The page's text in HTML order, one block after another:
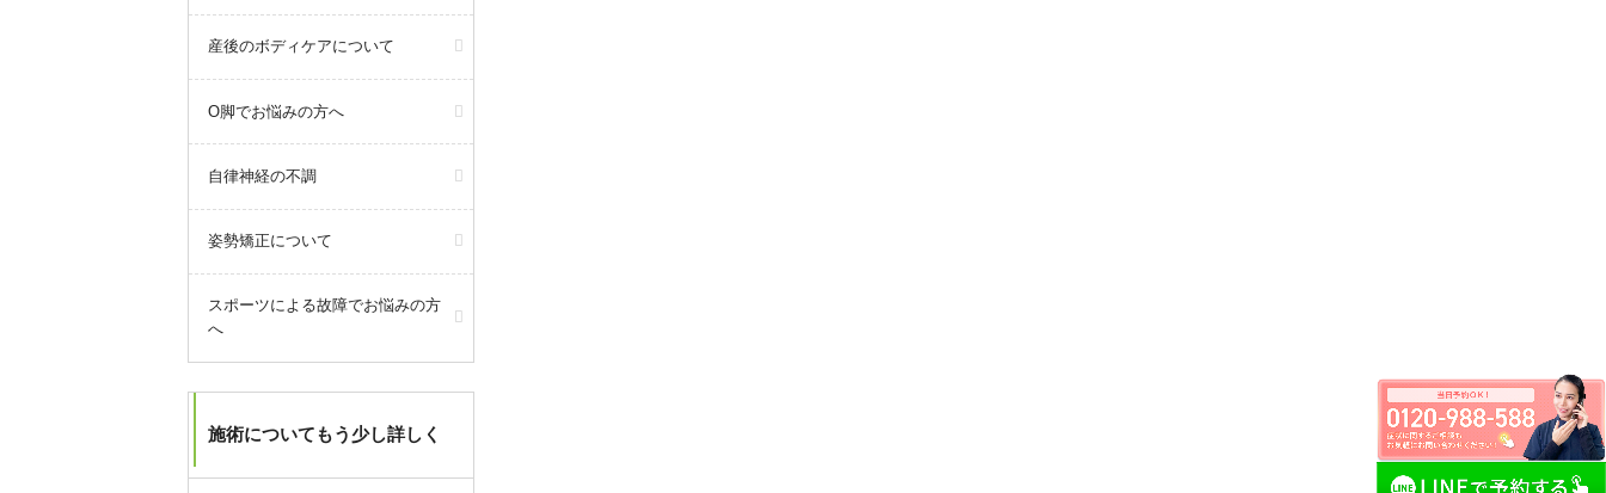
query_builder
今月より浦安市発行の「浦安市物
産後のボディケアについて
O脚でお悩みの方へ
自律神経の不調
姿勢矯正について
スポーツによる故障でお悩みの方
へ
施術についてもう少し詳しく